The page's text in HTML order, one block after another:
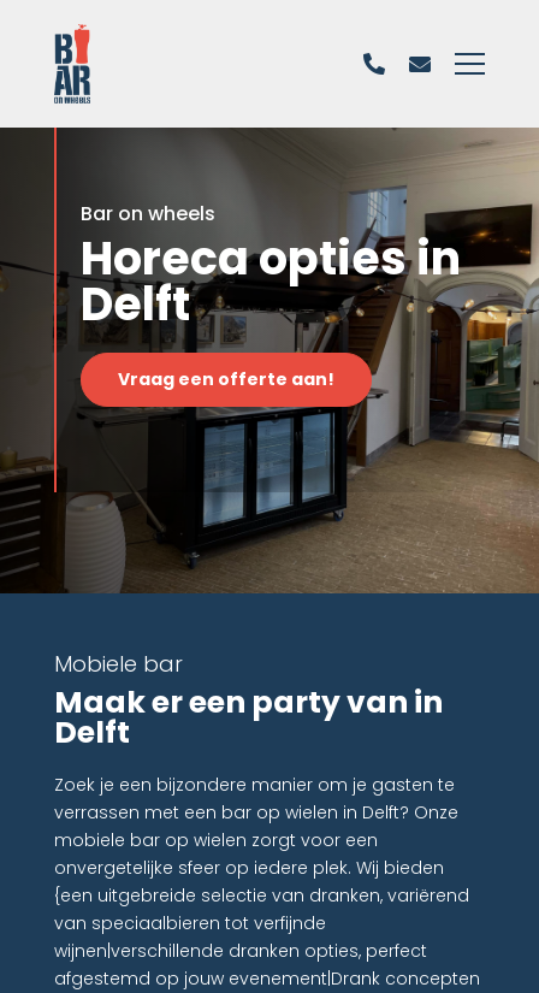
Bar on wheels
Horeca opties in
Delft
Vraag een offerte aan!
Mobiele bar
Maak er een party van in
Delft
Zoek je een bijzondere manier om je gasten te
verrassen met een bar op wielen in Delft? Onze
mobiele bar op wielen zorgt voor een
onvergetelijke sfeer op iedere plek. Wij bieden
{een uitgebreide selectie van dranken, variërend
van speciaalbieren tot verfijnde
wijnen|verschillende dranken opties, perfect
afgestemd op jouw evenement|Drank concepten